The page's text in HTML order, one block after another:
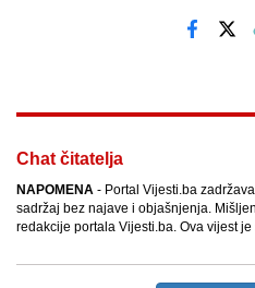
Chat čitatelja
NAPOMENA - Portal Vijesti.ba
sadržaj bez najave i objašnjenja.
redakcije portala Vijesti.ba. Ova vijest